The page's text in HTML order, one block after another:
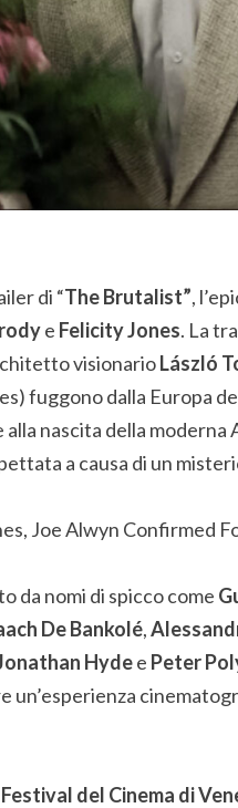
di “The Brutalist”,
e Felicity Jones. La
visionarioLászló
fuggono dalla Europa
nascita della moderna
a causa di un
da nomi di spicco come
De Bankolé,
Hydee Peter
un’esperienza
Festival del Cinema di